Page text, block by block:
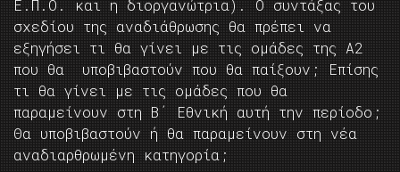
Ε.Π.Ο. και η διοργανώτρια). Ο συντάξας του
σχεδίου της αναδιάθρωσης θα πρέπει να
εξηγήσει τι θα γίνει με τις ομάδες της Α2
που θα υποβιβαστούν που θα παίξουν; Επίσης
τι θα γίνει με τις ομάδες που θα
παραμείνουν στη Β΄ Εθνική αυτή την περίοδο;
Θα υποβιβαστούν ή θα παραμείνουν στη νέα
αναδιαρθρωμένη κατηγορία;